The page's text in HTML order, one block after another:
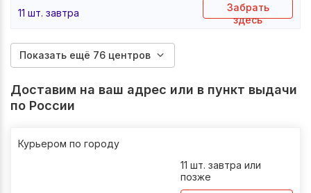
11 шт. завтра
Забрать
здесь
Показать ещё 76 центров
Доставим на ваш адрес или в пункт выдачи
по России
Курьером по городу
11 шт. завтра или
позже